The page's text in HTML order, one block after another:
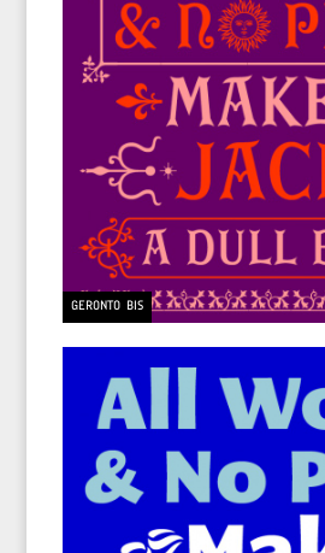
GERONTO BIS